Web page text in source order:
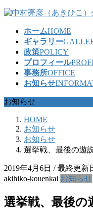
コ
ッ
プ
ナ
移
動
ホームHOME
ギャラリー
政策POLICY
プロフィール
事務所OFFICE
お知らせ
お知らせ
HOME
お知らせ
お知らせ
選挙戦、最後の遊
2019年4月6日 / 最終更新
akihiko-kouenkai お知らせ
選挙戦、最後の